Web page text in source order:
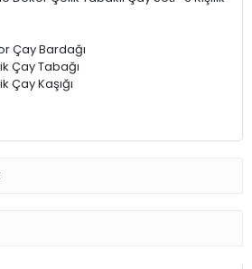
Çay Bardağı
Çay Tabağı
Çay Kaşığı